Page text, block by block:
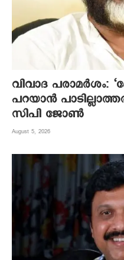
വിവാദ പരാമർശം:
പറയാൻ
സിപി ജോൺ
August 5, 2026